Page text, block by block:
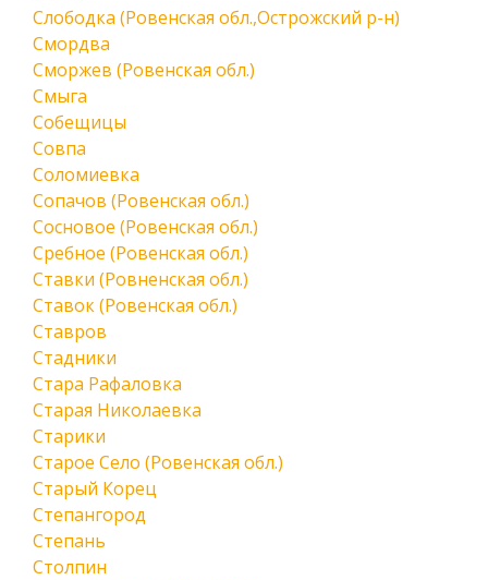
Слободка (Ровенская обл.,Острожский р-н)
Смордва
Сморжев (Ровенская обл.)
Смыга
Собещицы
Совпа
Соломиевка
Сопачов (Ровенская обл.)
Сосновое (Ровенская обл.)
Сребное (Ровенская обл.)
Ставки (Ровненская обл.)
Ставок (Ровенская обл.)
Ставров
Стадники
Стара Рафаловка
Старая Николаевка
Старики
Старое Село (Ровенская обл.)
Старый Корец
Степангород
Степань
Столпин